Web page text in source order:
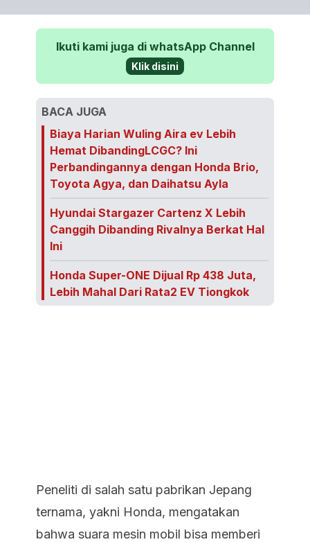
Ikuti kami juga di whatsApp Channel
Klik disini
BACA JUGA
Biaya Harian Wuling Aira ev Lebih
Hemat DibandingLCGC? Ini
Perbandingannya dengan Honda Brio,
Toyota Agya, dan Daihatsu Ayla
Hyundai Stargazer Cartenz X Lebih
Canggih Dibanding Rivalnya Berkat Hal
Ini
Honda Super-ONE Dijual Rp 438 Juta,
Lebih Mahal Dari Rata2 EV Tiongkok
Peneliti di salah satu pabrikan Jepang
ternama, yakni Honda, mengatakan
bahwa suara mesin mobil bisa memberi